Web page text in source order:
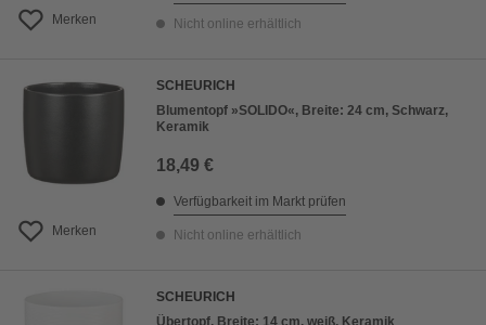
Merken Nicht online erhältlich
Merken
SCHEURICH
Blumentopf »SOLIDO«, Breite: 24 cm, Schwarz,
Keramik
18,49 €
Verfügbarkeit im Markt prüfen
Nicht online erhältlich
SCHEURICH